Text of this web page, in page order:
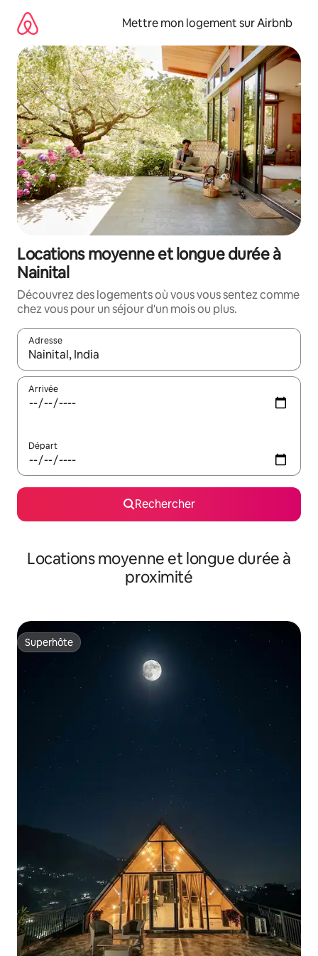
directement
contenu
Mettre mon logement sur Airbnb
Locations moyenne et longue durée à
Nainital
Découvrez des logements où vous vous sentez comme
chez vous pour un séjour d'un mois ou plus.
Adresse
Lorsque les résultats s'affichent, utilisez les flèches vers le
Arrivée
Départ
Rechercher
Locations moyenne et longue durée à
proximité
Superhôte
Superhôte